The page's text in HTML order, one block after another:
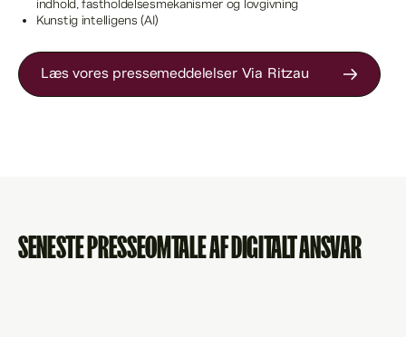
indhold, fastholdelsesmekanismer og lovgivning
Kunstig intelligens (AI)
Læs vores pressemeddelelser Via Ritzau
SENESTE PRESSEOMTALE AF DIGITALT ANSVAR